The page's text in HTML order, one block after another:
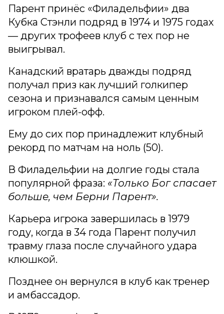
Парент принёс «Филадельфии» два
Кубка Стэнли подряд в 1974 и 1975 годах
— других трофеев клуб с тех пор не
выигрывал.
Канадский вратарь дважды подряд
получал приз как лучший голкипер
сезона и признавался самым ценным
игроком плей-офф.
Ему до сих пор принадлежит клубный
рекорд по матчам на ноль (50).
В Филадельфии на долгие годы стала
популярной фраза: «Только Бог спасает
больше, чем Берни Парент».
Карьера игрока завершилась в 1979
году, когда в 34 года Парент получил
травму глаза после случайного удара
клюшкой.
Позднее он вернулся в клуб как тренер
и амбассадор.